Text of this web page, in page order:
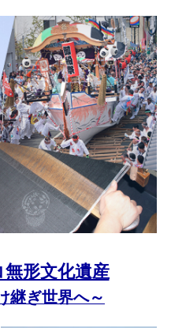
形文化遺産
継ぎ世界へ～